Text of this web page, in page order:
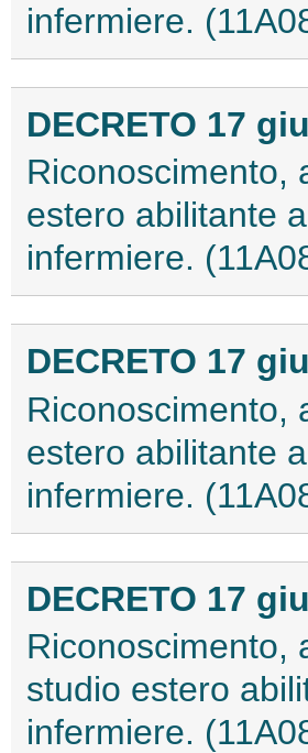
infermiere.
DECRETO 17
Riconoscimento,
estero abilitante
infermiere.
DECRETO 17
Riconoscimento,
estero abilitante
infermiere.
DECRETO 17
Riconoscimento,
studio estero
infermiere.